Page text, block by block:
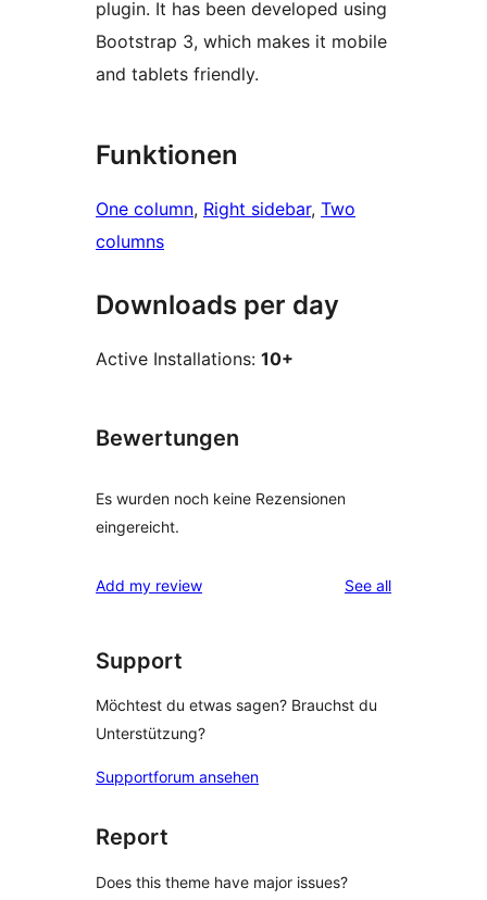
plugin. It has been developed using
Bootstrap 3, which makes it mobile
and tablets friendly.
Funktionen
One column, Right sidebar, Two
columns
Downloads per day
Active Installations: 10+
Bewertungen
Es wurden noch keine Rezensionen
eingereicht.
Add my review See allreviews
Support
Möchtest du etwas sagen? Brauchst du
Unterstützung?
Supportforum ansehen
Report
Does this theme have major issues?